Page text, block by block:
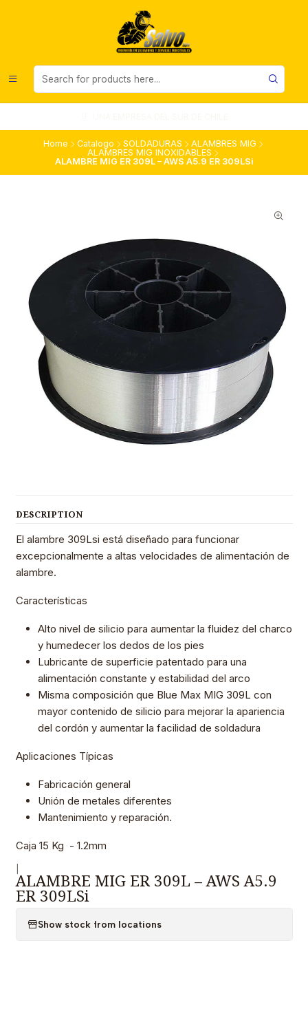
Home Catalogo SOLDADURAS
ALAMBRES MIG
ALAMBRES MIG INOXIDABLES
ALAMBRE MIG ER 309L – AWS A5.9 ER 309LSi
DESCRIPTION
El alambre 309Lsi está diseñado para funcionar
excepcionalmente a altas velocidades de alimentación de
alambre.
Características
Alto nivel de silicio para aumentar la fluidez del charco
y humedecer los dedos de los pies
Lubricante de superficie patentado para una
alimentación constante y estabilidad del arco
Misma composición que Blue Max MIG 309L con
mayor contenido de silicio para mejorar la apariencia
del cordón y aumentar la facilidad de soldadura
Aplicaciones Típicas
Fabricación general
Unión de metales diferentes
Mantenimiento y reparación.
Caja 15 Kg - 1.2mm
ALAMBRE MIG ER 309L – AWS A5.9
ER 309LSi
Show stock from locations